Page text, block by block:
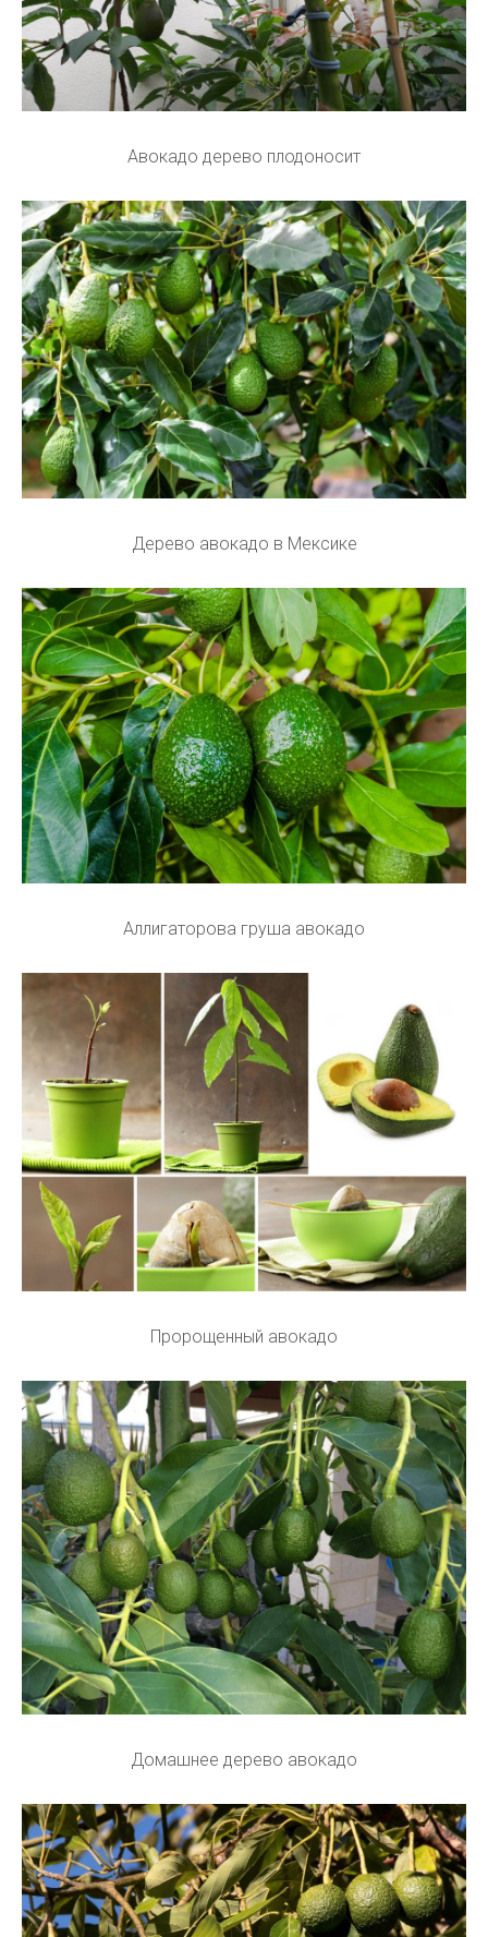
Авокадо дерево плодоносит
Дерево авокадо в Мексике
Аллигаторова груша авокадо
Пророщенный авокадо
Домашнее дерево авокадо